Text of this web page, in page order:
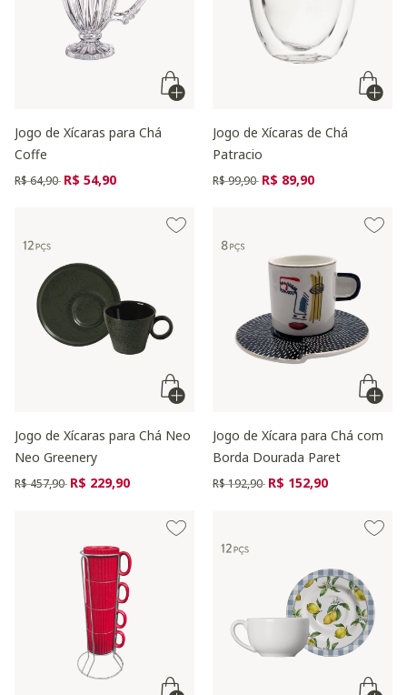
Jogo de Xícaras para Chá
Coffe
Preço reduzido de
R$ 64,90 para
R$ 54,90
Jogo de Xícaras de Chá
Patracio
Preço reduzido de
R$ 99,90 para
R$ 89,90
Jogo de Xícaras para Chá Neo
Neo Greenery
Preço reduzido de
R$ 457,90 para
R$ 229,90
Jogo de Xícara para Chá com
Borda Dourada Paret
Preço reduzido de
R$ 192,90 para
R$ 152,90